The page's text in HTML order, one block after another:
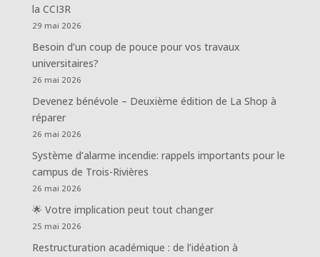
la CCI3R
29 mai 2026
Besoin d’un coup de pouce pour vos travaux
universitaires?
26 mai 2026
Devenez bénévole – Deuxième édition de La Shop à
réparer
26 mai 2026
Système d’alarme incendie: rappels importants pour le
campus de Trois-Rivières
26 mai 2026
🌟 Votre implication peut tout changer
25 mai 2026
Restructuration académique : de l’idéation à